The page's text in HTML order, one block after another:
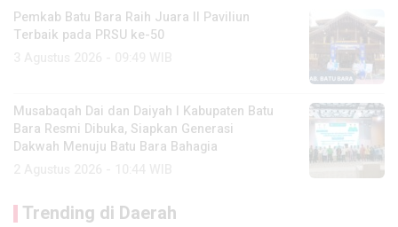
Pemkab Batu Bara Raih Juara II Paviliun
Terbaik pada PRSU ke-50
Musabaqah Dai dan Daiyah I Kabupaten Batu
Bara Resmi Dibuka, Siapkan Generasi
Dakwah Menuju Batu Bara Bahagia
Trending di Daerah